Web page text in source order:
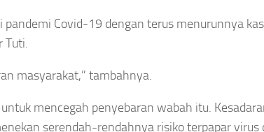
Covid-19 dengan terus menurunnya
Tuti.
masyarakat,” tambahnya.
mencegah penyebaran wabah itu.
serendah-rendahnya risiko terpapar virus